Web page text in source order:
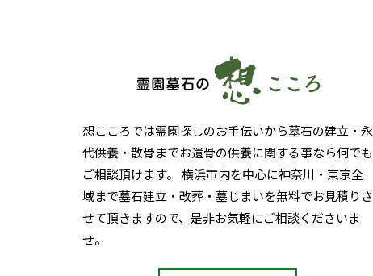
想こころでは霊園探しのお手伝いから墓石の建立・永
代供養・散骨までお遺骨の供養に関する事なら何でも
ご相談頂けます。 横浜市内を中心に神奈川・東京全
域まで墓石建立・改葬・墓じまいを無料でお見積りさ
せて頂きますので、是非お気軽にご相談くださいま
せ。